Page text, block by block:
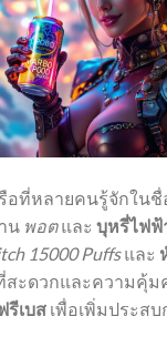
อที่หลายคนรู้จักในชื่
น พอตและ บุหรี่ไฟฟ้
15000 Puffsและ
ะดวกและความคุ้ม
รีเบส เพื่อเพิ่มประส